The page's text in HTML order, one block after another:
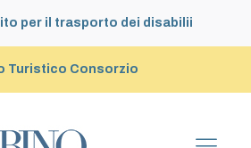
per il trasporto dei disabilii
Turistico Consorzio